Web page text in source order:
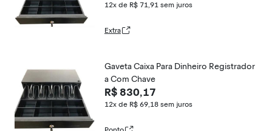
12x de R$ 71,91 sem juros
Extra
Gaveta Caixa Para Dinheiro Registrador
a Com Chave
R$ 830,17
12x de R$ 69,18 sem juros